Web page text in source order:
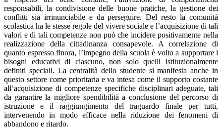
responsabili, la condivisione delle buone pratiche, la gestione dei
conflitti sia irrinunciabile e da perseguire. Del resto la comunità
scolastica ha le stesse regole del vivere sociale e l’acquisizione di tali
valori e di tali competenze non può che incidere positivamente nella
realizzazione della cittadinanza consapevole. A correlazione di
quanto espresso finora, l’impegno della scuola è volto a supportare i
bisogni educativi di ciascuno, non solo quelli istituzionalmente
definiti speciali. La centralità dello studente si manifesta anche in
questo settore come prioritaria e va intesa come il supporto costante
all’acquisizione di competenze specifiche disciplinari adeguate, tali
da garantire la migliore spendibilità a conclusione del percorso di
istruzione e il raggiungimento del traguardo finale per tutti,
intervenendo in modo efficace nella riduzione dei fenomeni di
abbandono e ritardo.